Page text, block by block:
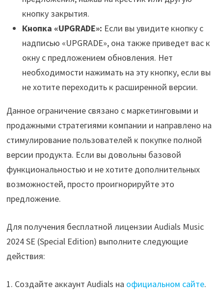
кнопку закрытия.
Кнопка «UPGRADE»: Если вы увидите кнопку с
надписью «UPGRADE», она также приведет вас к
окну с предложением обновления. Нет
необходимости нажимать на эту кнопку, если вы
не хотите переходить к расширенной версии.
Данное ограничение связано с маркетинговыми и
продажными стратегиями компании и направлено на
стимулирование пользователей к покупке полной
версии продукта. Если вы довольны базовой
функциональностью и не хотите дополнительных
возможностей, просто проигнорируйте это
предложение.
Для получения бесплатной лицензии Audials Music
2024 SE (Special Edition) выполните следующие
действия:
1. Создайте аккаунт Audials на официальном сайте.